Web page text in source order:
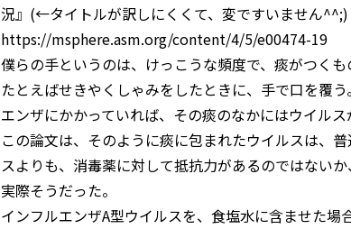
況』(←タイトルが訳しにくくて、変ですいません^^;)
https://msphere.asm.org/content/4/5/e00474-19
僕らの手というのは、けっこうな頻度で、痰がつく
たとえばせきやくしゃみをしたときに、手で口を覆
エンザにかかっていれば、その痰のなかにはウイル
この論文は、そのように痰に包まれたウイルスは、
スよりも、消毒薬に対して抵抗力があるのではない
実際そうだった。
インフルエンザA型ウイルスを、食塩水に含ませた